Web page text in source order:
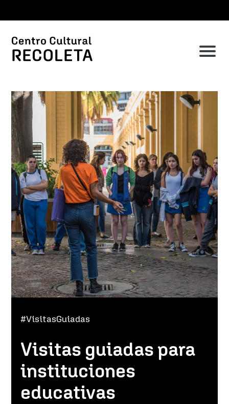
#VisitasGuiadas
Visitas guiadas para
instituciones
educativas